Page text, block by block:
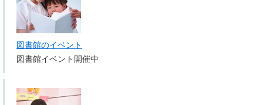
図書館のイベント
図書館イベント開催中